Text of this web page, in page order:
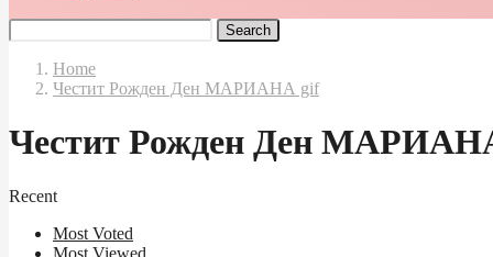
Search
Home
Честит Рожден Ден МАРИАНА gif
Честит Рожден Ден
Recent
Most Voted
Most Viewed